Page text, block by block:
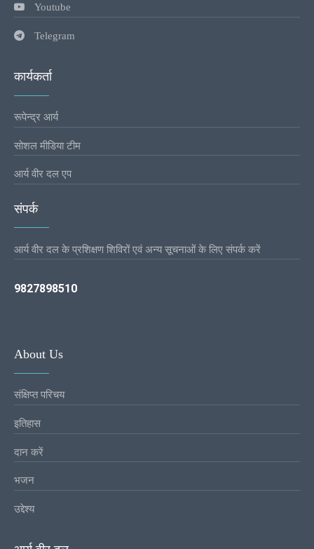
Youtube
Telegram
कार्यकर्ता
रूपेन्द्र आर्य
सोशल मीडिया टीम
आर्य वीर दल एप
संपर्क
आर्य वीर दल के प्रशिक्षण शिविरों एवं अन्य सूचनाओं के लिए संपर्क करें
9827898510
About Us
संक्षिप्त परिचय
इतिहास
दान करें
भजन
उद्देश्य